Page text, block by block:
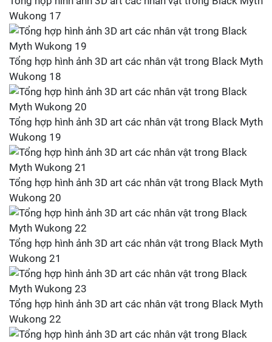
Wukong 17
Tổng hợp hình ảnh 3D art các nhân vật trong Black Myth
Wukong 18
Tổng hợp hình ảnh 3D art các nhân vật trong Black Myth
Wukong 19
Tổng hợp hình ảnh 3D art các nhân vật trong Black Myth
Wukong 20
Tổng hợp hình ảnh 3D art các nhân vật trong Black Myth
Wukong 21
Tổng hợp hình ảnh 3D art các nhân vật trong Black Myth
Wukong 22